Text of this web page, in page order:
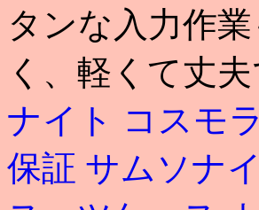
タンな入力作
く、軽くて丈
ナイト コスモ
保証 サムソナ